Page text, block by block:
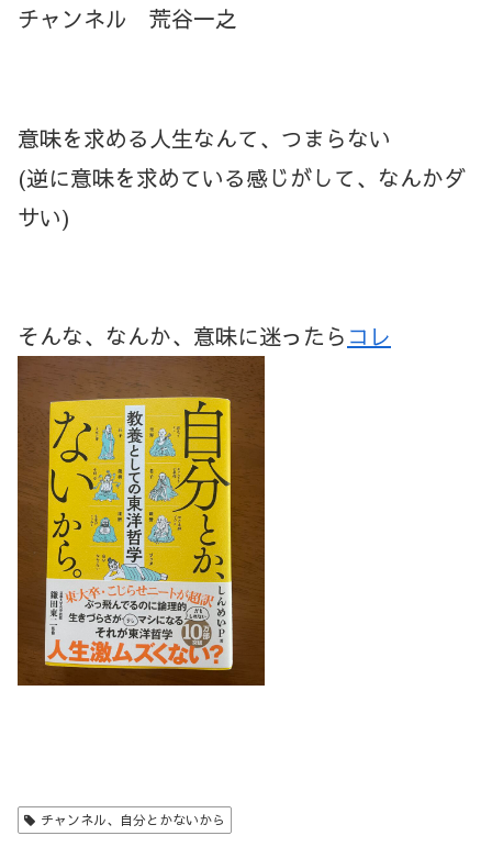
チャンネル 荒谷一之
意味を求める人生なんて、つまらない
(逆に意味を求めている感じがして、なんかダ
サい)
そんな、なんか、意味に迷ったら コレ
チャンネル、自分とかないから